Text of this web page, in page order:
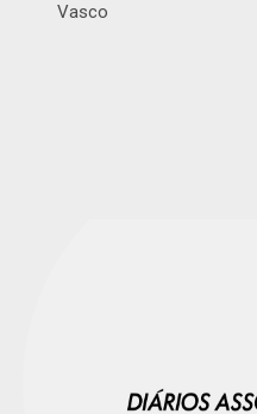
Vasco